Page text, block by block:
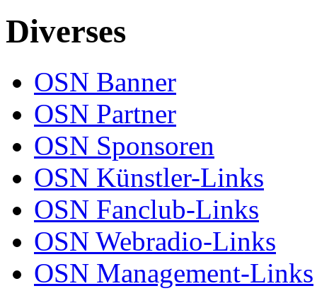
Diverses
OSN Banner
OSN Partner
OSN Sponsoren
OSN Künstler-Links
OSN Fanclub-Links
OSN Webradio-Links
OSN Management-Links